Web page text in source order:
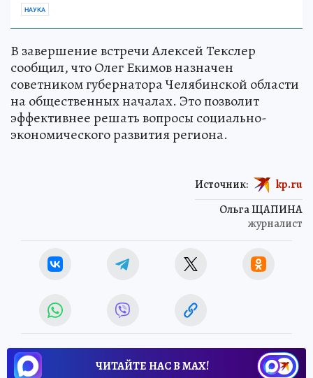
НАУКА
В завершение встречи Алексей Текслер
сообщил, что Олег Екимов назначен
советником губернатора Челябинской области
на общественных началах. Это позволит
эффективнее решать вопросы социально-
экономического развития региона.
Ольга ЩАПИНА
журналист
Источник: kp.ru
ЧИТАЙТЕ НАС В МАХ!